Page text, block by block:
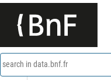
search in data.bnf.fr